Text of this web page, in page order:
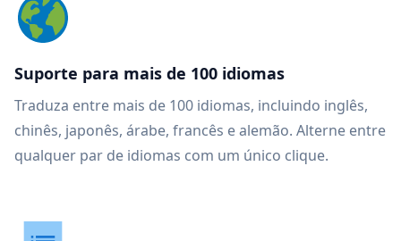
Suporte para mais de 100 idiomas
Traduza entre mais de 100 idiomas, incluindo inglês,
chinês, japonês, árabe, francês e alemão. Alterne entre
qualquer par de idiomas com um único clique.